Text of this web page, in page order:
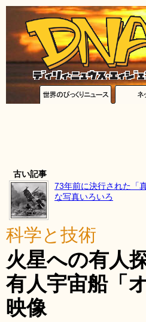
古い記事
73年前に決行された「
な写真いろいろ
科学と技術
火星への有人
有人宇宙船「
映像